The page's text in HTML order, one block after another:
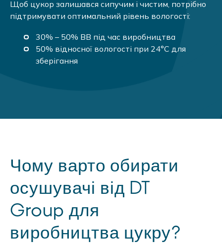
Щоб цукор залишався сипучим і чистим, потрібно
підтримувати оптимальний рівень вологості:
30% – 50% ВВ під час виробництва
50% відносної вологості при 24°C для
зберігання
Чому варто обирати
осушувачі від DT
Group для
виробництва цукру?